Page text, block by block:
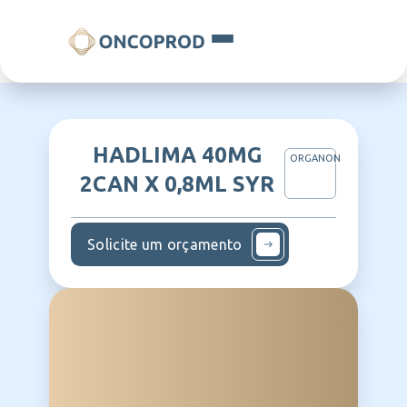
HADLIMA 40MG
2CAN X 0,8ML SYR
ORGANON
Solicite um orçamento